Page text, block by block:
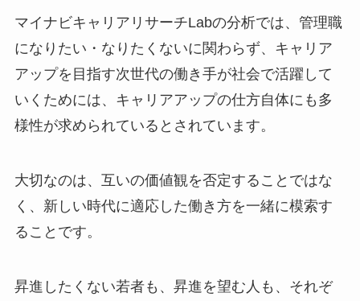
マイナビキャリアリサーチLabの分析では、管理職
になりたい・なりたくないに関わらず、キャリア
アップを目指す次世代の働き手が社会で活躍して
いくためには、キャリアアップの仕方自体にも多
様性が求められているとされています。
大切なのは、互いの価値観を否定することではな
く、新しい時代に適応した働き方を一緒に模索す
ることです。
昇進したくない若者も、昇進を望む人も、それぞ